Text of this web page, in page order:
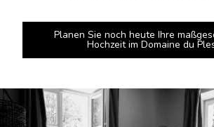
Planen Sie noch heute Ihre
Hochzeit im Domaine du